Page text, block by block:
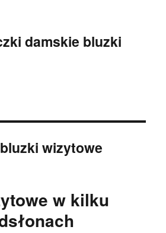
damskie bluzki
wizytowe
w kilku